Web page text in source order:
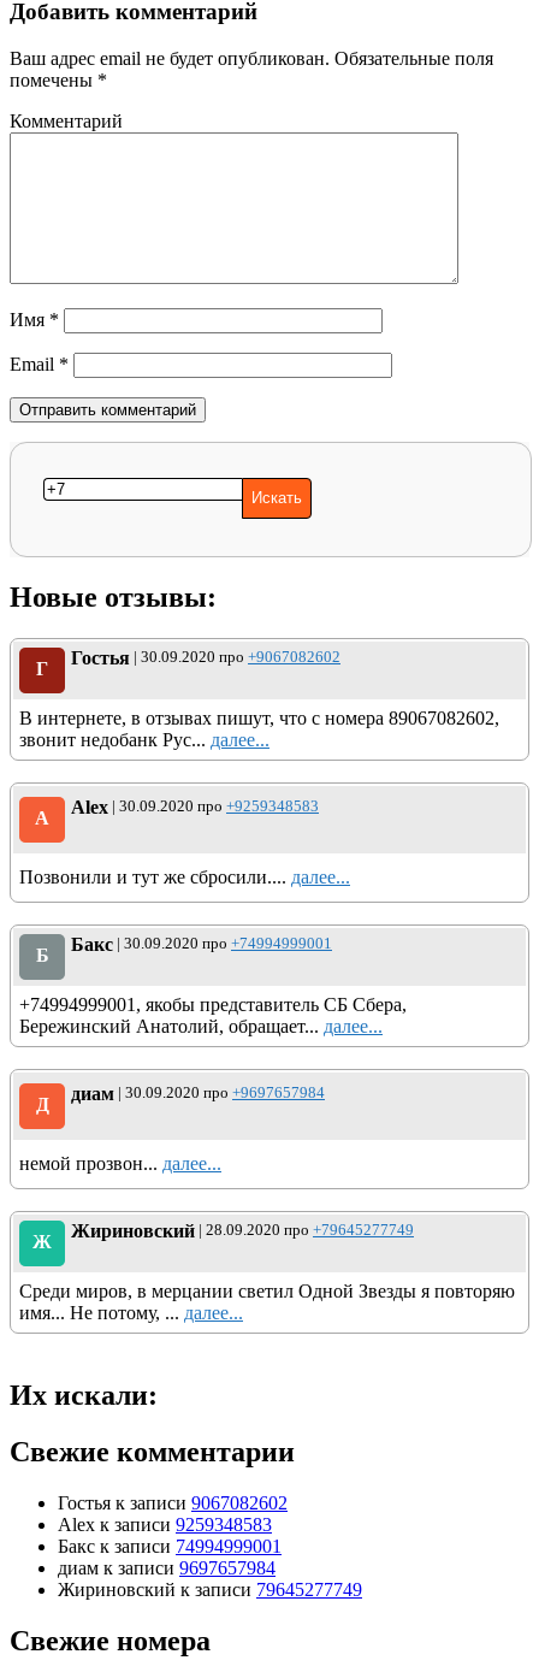
Добавить комментарий
Ваш адрес email не будет опубликован. Обязательные поля
помечены *
Комментарий
Имя *
Email *
Новые отзывы:
Г
Гостья | 30.09.2020 про +9067082602
В интернете, в отзывах пишут, что с номера 89067082602,
звонит недобанк Рус... далее...
A
Alex | 30.09.2020 про +9259348583
Позвонили и тут же сбросили.... далее...
Б
Бакс | 30.09.2020 про +74994999001
+74994999001, якобы представитель СБ Сбера,
Бережинский Анатолий, обращает... далее...
Д
диам | 30.09.2020 про +9697657984
немой прозвон... далее...
Ж
Жириновский | 28.09.2020 про +79645277749
Среди миров, в мерцании светил Одной Звезды я повторяю
имя... Не потому, ... далее...
Их искали:
Свежие комментарии
Гостья к записи 9067082602
Alex к записи 9259348583
Бакс к записи 74994999001
диам к записи 9697657984
Жириновский к записи 79645277749
Свежие номера